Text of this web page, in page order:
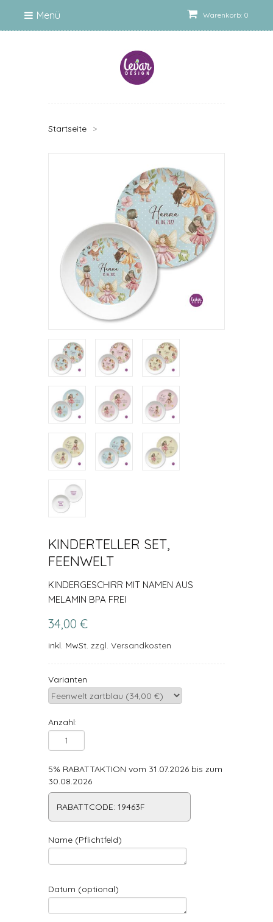
Warenkorb: 0
Menü
Startseite >
KINDERTELLER SET,
FEENWELT
KINDERGESCHIRR MIT NAMEN AUS
MELAMIN BPA FREI
34,00 €
inkl. MwSt. zzgl. Versandkosten
Varianten
Anzahl:
5% RABATTAKTION vom 31.07.2026 bis zum
30.08.2026
RABATTCODE: 19463F
Name (Pflichtfeld)
Datum (optional)